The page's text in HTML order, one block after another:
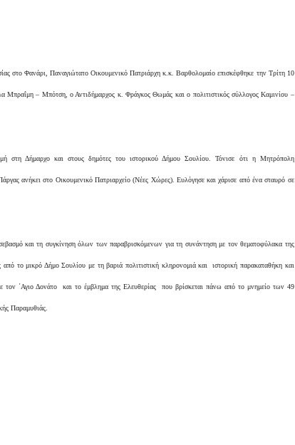
στο Φανάρι, Παναγιώτατο Οικουμενικό Πατριάρχη κ.κ. Βαρθολομαίο επισκέφθηκε την Τρίτη 10
Μπραΐμη – Μπότση, ο Αντιδήμαρχος κ. Φράγκος Θωμάς και ο πολιτιστικός σύλλογος Καμινίου –
στη Δήμαρχο και στους δημότες του ιστορικού Δήμου Σουλίου. Τόνισε ότι η Μητρόπολη
ανήκει στο Οικουμενικό Πατριαρχείο (Νέες Χώρες). Ευλόγησε και χάρισε από ένα σταυρό σε
και τη συγκίνηση όλων των παραβρισκόμενων για τη συνάντηση με τον θεματοφύλακα της
το μικρό Δήμο Σουλίου με τη βαριά πολιτιστική κληρονομιά και ιστορική παρακαταθήκη και
τον ΄Αγιο Δονάτο και το έμβλημα της Ελευθερίας που βρίσκεται πάνω από το μνημείο των 49
Παραμυθιάς.